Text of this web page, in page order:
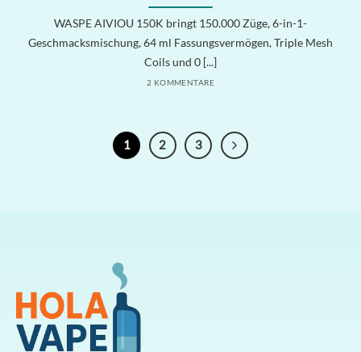
WASPE AIVIOU 150K bringt 150.000 Züge, 6-in-1-
Geschmacksmischung, 64 ml Fassungsvermögen, Triple Mesh
Coils und 0 [...]
2 KOMMENTARE
1 2 3